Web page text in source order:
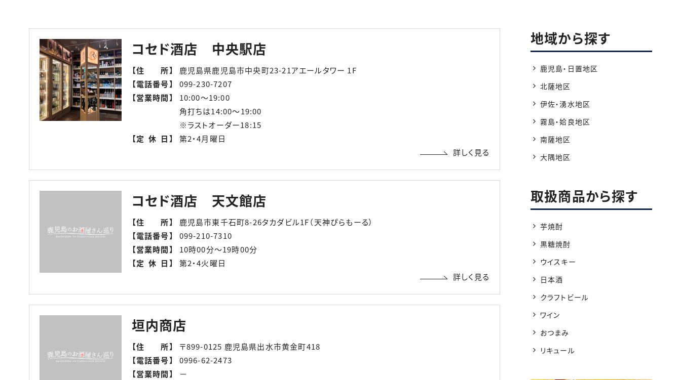
コセド酒店 中央駅店
【住所】
鹿児島県鹿児島市中央町23-21アエールタワー 1F
【電話番号】
099-230-7207
【営業時間】
10:00～19:00
角打ちは14:00～19:00
※ラストオーダー18:15
【定休日】
第2・4月曜日
詳しく見る
コセド酒店 天文館店
【住所】
鹿児島市東千石町8-26タカダビル1F（天神ぴらもーる）
【電話番号】
099-210-7310
【営業時間】
10時00分〜19時00分
【定休日】
第2・4火曜日
詳しく見る
垣内商店
【住所】
〒899-0125 鹿児島県出水市黄金町418
【電話番号】
0996-62-2473
【営業時間】
－
地域から探す
鹿児島・日置地区
北薩地区
伊佐・湧水地区
霧島・姶良地区
南薩地区
大隅地区
取扱商品から探す
芋焼酎
黒糖焼酎
ウイスキー
日本酒
クラフトビール
ワイン
おつまみ
リキュール